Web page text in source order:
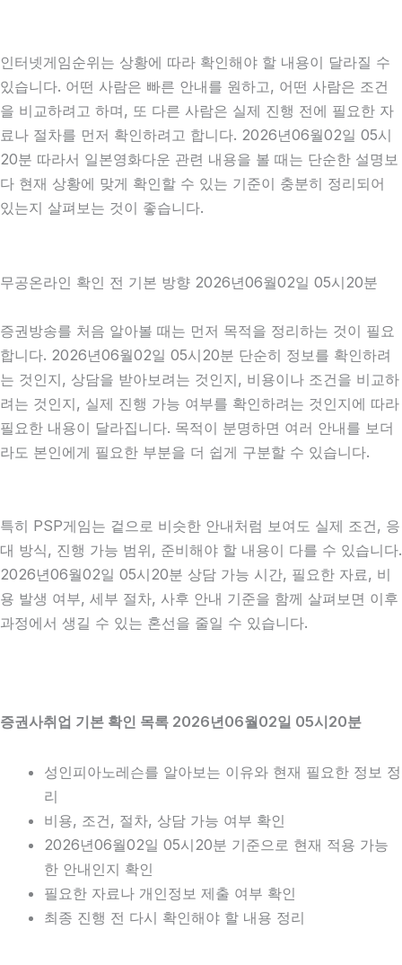
인터넷게임순위는 상황에 따라 확인해야 할 내용이 달라질 수
있습니다. 어떤 사람은 빠른 안내를 원하고, 어떤 사람은 조건
을 비교하려고 하며, 또 다른 사람은 실제 진행 전에 필요한 자
료나 절차를 먼저 확인하려고 합니다. 2026년06월02일 05시
20분 따라서 일본영화다운 관련 내용을 볼 때는 단순한 설명보
다 현재 상황에 맞게 확인할 수 있는 기준이 충분히 정리되어
있는지 살펴보는 것이 좋습니다.
무공온라인 확인 전 기본 방향 2026년06월02일 05시20분
증권방송를 처음 알아볼 때는 먼저 목적을 정리하는 것이 필요
합니다. 2026년06월02일 05시20분 단순히 정보를 확인하려
는 것인지, 상담을 받아보려는 것인지, 비용이나 조건을 비교하
려는 것인지, 실제 진행 가능 여부를 확인하려는 것인지에 따라
필요한 내용이 달라집니다. 목적이 분명하면 여러 안내를 보더
라도 본인에게 필요한 부분을 더 쉽게 구분할 수 있습니다.
특히 PSP게임는 겉으로 비슷한 안내처럼 보여도 실제 조건, 응
대 방식, 진행 가능 범위, 준비해야 할 내용이 다를 수 있습니다.
2026년06월02일 05시20분 상담 가능 시간, 필요한 자료, 비
용 발생 여부, 세부 절차, 사후 안내 기준을 함께 살펴보면 이후
과정에서 생길 수 있는 혼선을 줄일 수 있습니다.
증권사취업 기본 확인 목록 2026년06월02일 05시20분
성인피아노레슨를 알아보는 이유와 현재 필요한 정보 정
리
비용, 조건, 절차, 상담 가능 여부 확인
2026년06월02일 05시20분 기준으로 현재 적용 가능
한 안내인지 확인
필요한 자료나 개인정보 제출 여부 확인
최종 진행 전 다시 확인해야 할 내용 정리